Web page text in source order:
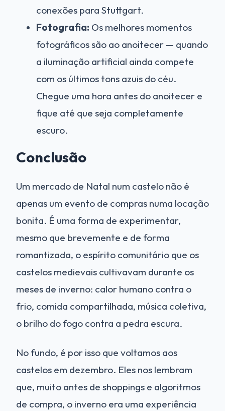
conexões para Stuttgart.
Fotografia: Os melhores momentos
fotográficos são ao anoitecer — quando
a iluminação artificial ainda compete
com os últimos tons azuis do céu.
Chegue uma hora antes do anoitecer e
fique até que seja completamente
escuro.
Conclusão
Um mercado de Natal num castelo não é
apenas um evento de compras numa locação
bonita. É uma forma de experimentar,
mesmo que brevemente e de forma
romantizada, o espírito comunitário que os
castelos medievais cultivavam durante os
meses de inverno: calor humano contra o
frio, comida compartilhada, música coletiva,
o brilho do fogo contra a pedra escura.
No fundo, é por isso que voltamos aos
castelos em dezembro. Eles nos lembram
que, muito antes de shoppings e algoritmos
de compra, o inverno era uma experiência